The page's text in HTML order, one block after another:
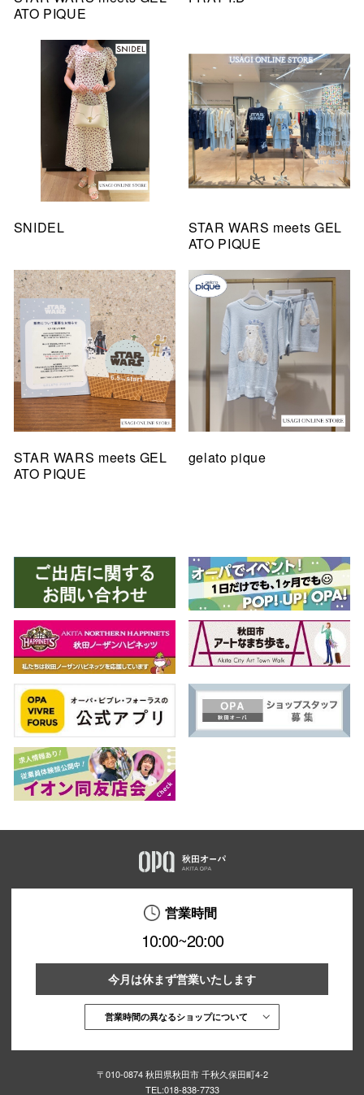
ATO PIQUE
SNIDEL
STAR WARS meets GEL
ATO PIQUE
STAR WARS meets GEL
ATO PIQUE
gelato pique
営業時間
10:00~20:00
今月は休まず営業いたします
営業時間の異なるショップについて
〒010-0874 秋田県秋田市 千秋久保田町4-2
TEL:018-838-7733